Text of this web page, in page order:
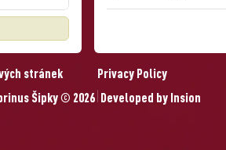
stránek Privacy Policy
Šipky © 2026 Developed by Insion